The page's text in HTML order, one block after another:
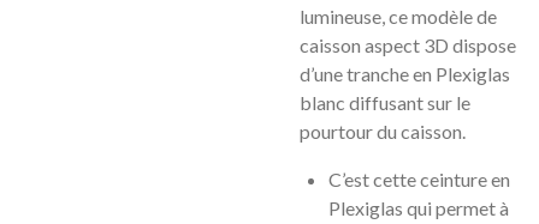
lumineuse, ce modèle de
caisson aspect 3D dispose
d’une tranche en Plexiglas
blanc diffusant sur le
pourtour du caisson.
C’est cette ceinture en
Plexiglas qui permet à